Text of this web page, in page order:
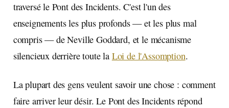
traversé le Pont des Incidents. C'est l'un des
enseignements les plus profonds — et les plus mal
compris — de Neville Goddard, et le mécanisme
silencieux derrière toute la Loi de l'Assomption.
La plupart des gens veulent savoir une chose : comment
faire arriver leur désir. Le Pont des Incidents répond